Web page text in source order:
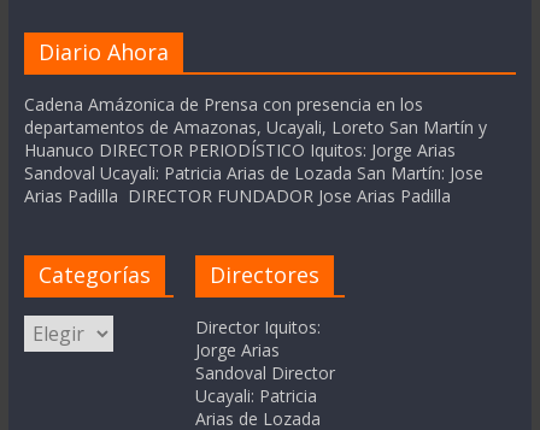
Diario Ahora
Cadena Amázonica de Prensa con presencia en los
departamentos de Amazonas, Ucayali, Loreto San Martín y
Huanuco DIRECTOR PERIODÍSTICO Iquitos: Jorge Arias
Sandoval Ucayali: Patricia Arias de Lozada San Martín: Jose
Arias Padilla DIRECTOR FUNDADOR Jose Arias Padilla
Categorías
Categorías
Directores
Director Iquitos:
Jorge Arias
Sandoval Director
Ucayali: Patricia
Arias de Lozada